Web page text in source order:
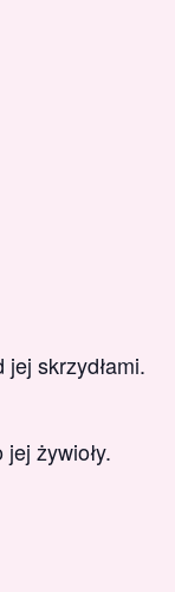
skrzydłami.
żywioły.